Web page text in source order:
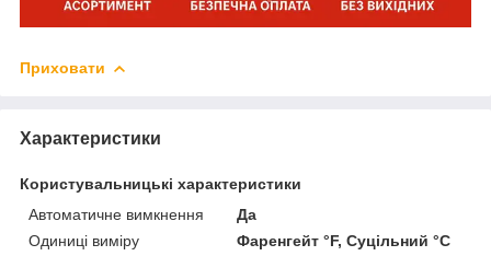
Приховати
Характеристики
Користувальницькі характеристики
Автоматичне вимкнення
Да
Одиниці виміру
Фаренгейт °F, Суцільний °C